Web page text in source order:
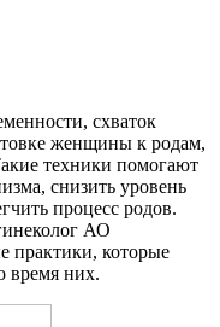
схваток
женщины к родам,
техники помогают
снизить уровень
процесс родов.
АО
практики, которые
время них.